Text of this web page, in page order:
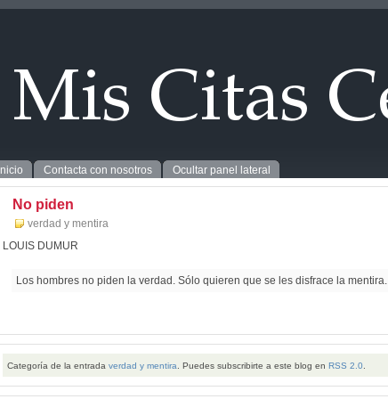
Inicio Contacta con nosotros Ocultar panel lateral
No piden
verdad y mentira
LOUIS DUMUR
Los hombres no piden la verdad. Sólo quieren que se les disfrace la mentira.
Categoría de la entrada verdad y mentira . Puedes subscribirte a este blog en RSS 2.0